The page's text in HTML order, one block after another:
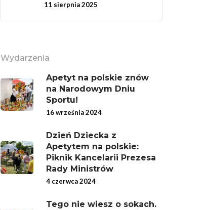
11 sierpnia 2025
Wydarzenia
Apetyt na polskie znów
na Narodowym Dniu
Sportu!
16 września 2024
Dzień Dziecka z
Apetytem na polskie:
Piknik Kancelarii Prezesa
Rady Ministrów
4 czerwca 2024
Tego nie wiesz o sokach.